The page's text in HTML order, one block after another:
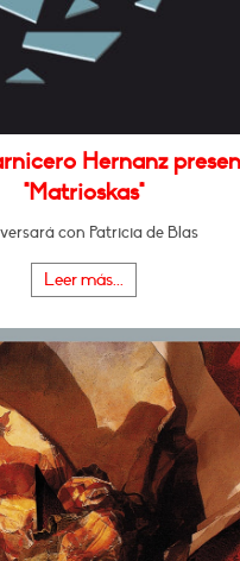
Hernanz
"Matrioskas"
con Patricia de Blas
Leer más...